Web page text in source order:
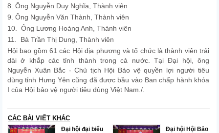
8. Ông Nguyễn Duy Nghĩa, Thành viên
9. Ông Nguyễn Văn Thành, Thành viên
10. Ông Lương Hoàng Anh, Thành viên
11. Bà Trần Thị Dung, Thành viên
Hội bao gồm 61 các Hội địa phương và tổ chức là thành viên trải
dài ở khắp các tỉnh thành trong cả nước. Tại Đại hội, ông
Nguyễn Xuân Bắc - Chủ tịch Hội Bảo vệ quyền lợi người tiêu
dùng tỉnh Hưng Yên cũng đã được bầu vào Ban chấp hành khóa
I của Hội bảo vệ người tiêu dùng Việt Nam./.
CÁC BÀI VIẾT KHÁC
Đại hội đại biểu
Đại hội Hội Bảo